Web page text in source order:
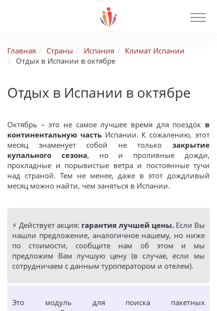
Главная Страны Испания
Климат Испании
Отдых в Испании в октябре
Отдых в Испании в октябре
Октябрь – это не самое лучшее время для поездок в
континентальную частьИспании. К сожалению, этот
месяц знаменует собой не только закрытие
купального сезона, но и проливные дожди,
прохладные и порывистые ветра и постоянные тучи
над страной. Тем не менее, даже в этот дождливый
месяц можно найти, чем заняться в Испании.
⚡️ Действует акция: гарантия лучшей цены. Если Вы
нашли предложение, аналогичное нашему, но ниже
по стоимости, сообщите нам об этом и мы
предложим Вам лучшую цену (в случае, если мы
сотрудничаем с данным туроператором и отелем).
Это модуль для поиска пакетных